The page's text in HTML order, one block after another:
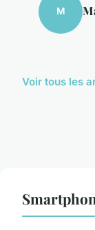
M
Voir tous les